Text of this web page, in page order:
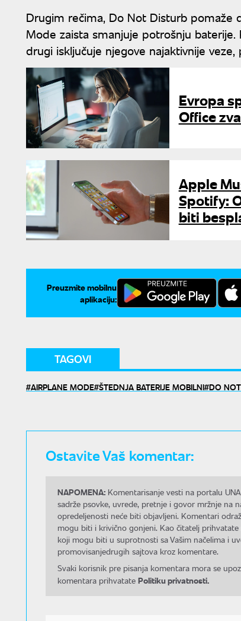
Drugim rečima, Do Not Disturb pomaže
Mode zaista smanjuje potrošnju
drugi isključuje njegove najaktivnije veze,
Evropa
Office
Apple
Spotify:
biti
Preuzmite mobilnu
aplikaciju:
TAGOVI
AIRPLANE MODE ŠTEDNJA BATERIJE MOBILNI DO
Ostavite Vaš komentar:
NAPOMENA: Komentarisanje vesti na portalu
sadrže psovke, uvrede, pretnje i govor mržnje na
opredeljenosti neće biti objavljeni. Komentari
mogu biti i krivično gonjeni. Kao čitatelj
koji mogu biti u suprotnosti sa Vašim načelima i
promovisanjedrugih sajtova kroz komentare.
Svaki korisnik pre pisanja komentara mora se
komentara prihvatate Politiku privatnosti.